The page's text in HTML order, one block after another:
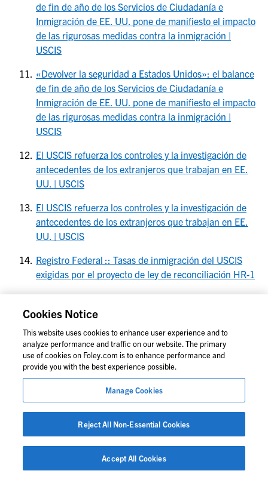
de fin de año de los Servicios de Ciudadanía e
Inmigración de EE. UU. pone de manifiesto el impacto
de las rigurosas medidas contra la inmigración |
USCIS
«Devolver la seguridad a Estados Unidos»: el balance
de fin de año de los Servicios de Ciudadanía e
Inmigración de EE. UU. pone de manifiesto el impacto
de las rigurosas medidas contra la inmigración |
USCIS
El USCIS refuerza los controles y la investigación de
antecedentes de los extranjeros que trabajan en EE.
UU. | USCIS
El USCIS refuerza los controles y la investigación de
antecedentes de los extranjeros que trabajan en EE.
UU. | USCIS
Registro Federal :: Tasas de inmigración del USCIS
exigidas por el proyecto de ley de reconciliación HR-1
[PDF] 2025-13738.pdf – Registro Federal
Registro Federal :: Tasas de inmigración del USCIS
exigidas por el proyecto de ley de reconciliación HR-1
Registro Federal :: Tasas de inmigración del USCIS
exigidas por el proyecto de ley de reconciliación HR-1
Registro Federal :: Tasas de inmigración del USCIS
exigidas por el proyecto de ley de reconciliación HR-1
[PDF] 2025-13738.pdf – Registro Federal
[PDF] 2025-13738.pdf – Registro Federal
Cookies Notice
This website uses cookies to enhance user experience and to
analyze performance and traffic on our website. The primary
use of cookies on Foley.com is to enhance performance and
provide you with the best experience possible.
Manage Cookies
Reject All Non-Essential Cookies
Accept All Cookies